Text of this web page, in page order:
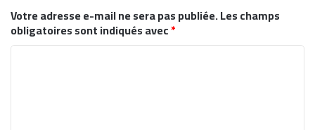
Votre adresse e-mail ne sera pas publiée.Les champs
obligatoires sont indiqués avec*